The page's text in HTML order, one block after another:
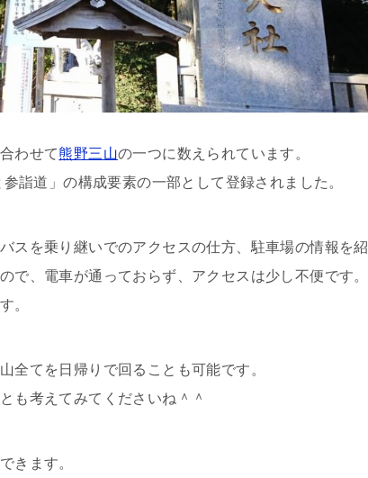
わせて熊野三山の一つに数えられています。
詣道」の構成要素の一部として登録されました。
スを乗り継いでのアクセスの仕方、駐車場の情報を紹
で、電車が通っておらず、アクセスは少し不便です。
。
全てを日帰りで回ることも可能です。
も考えてみてくださいね＾＾
きます。